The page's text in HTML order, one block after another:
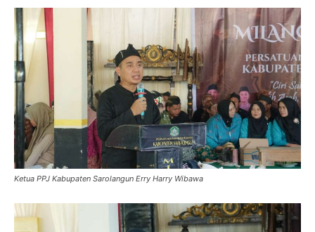
Ketua PPJ Kabupaten Sarolangun Erry Harry Wibawa